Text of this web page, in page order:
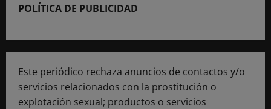
POLÍTICA DE PUBLICIDAD
Este periódico rechaza anuncios de contactos y/o
servicios relacionados con la prostitución o
explotación sexual; productos o servicios